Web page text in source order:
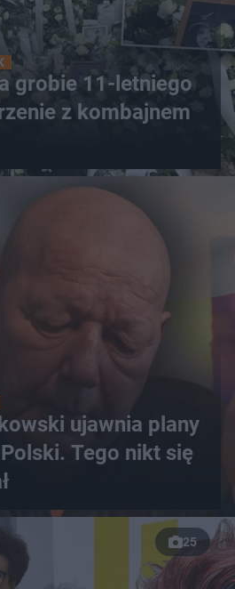
grobie 11-letniego
z kombajnem
ujawnia plany
Tego nikt się
25